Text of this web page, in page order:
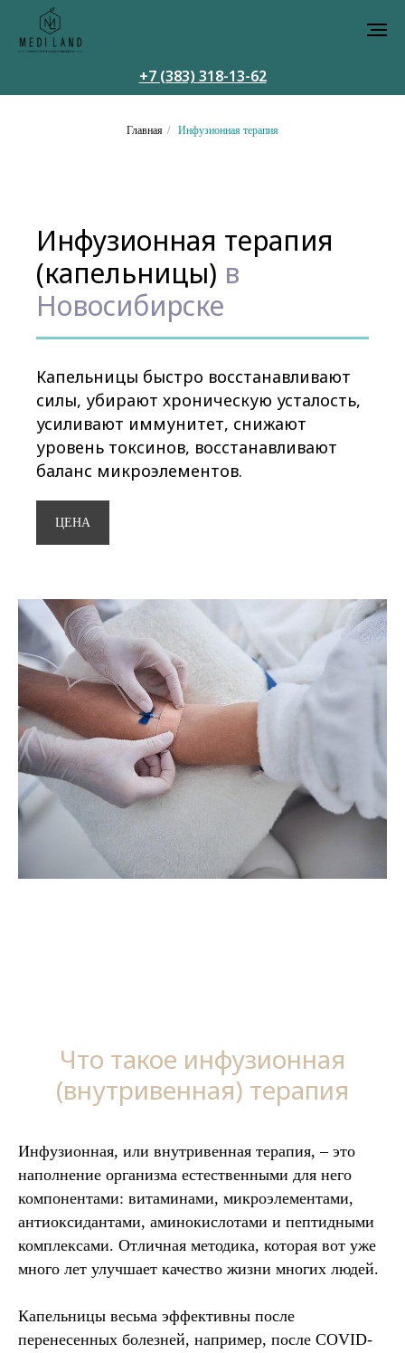
+7 (383) 318-13-62
Главная / Инфузионная терапия
Инфузионная терапия
(капельницы) в
Новосибирске
Капельницы быстро восстанавливают
силы, убирают хроническую усталость,
усиливают иммунитет, снижают
уровень токсинов, восстанавливают
баланс микроэлементов.
ЦЕНА
Что такое инфузионная
(внутривенная) терапия
Инфузионная, или внутривенная терапия, – это
наполнение организма естественными для него
компонентами: витаминами, микроэлементами,
антиоксидантами, аминокислотами и пептидными
комплексами. Отличная методика, которая вот уже
много лет улучшает качество жизни многих людей.
Капельницы весьма эффективны после
перенесенных болезней, например, после COVID-